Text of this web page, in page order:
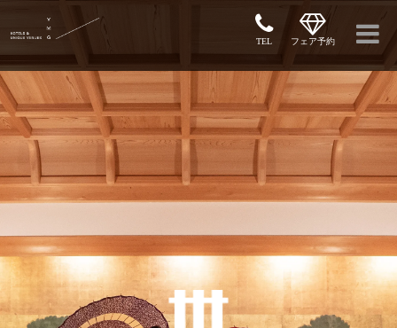
TEL フェア予約